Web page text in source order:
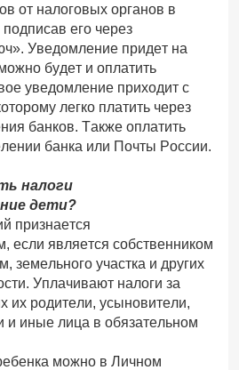
от налоговых органов в
его через
Уведомление придет на
будет и оплатить
уведомление приходит с
легко платить через
банков. Также оплатить
банка или Почты России.
налоги
дети?
признается
если является собственником
земельного участка и других
Уплачивают налоги за
их родители, усыновители,
и иные лица в обязательном
можно в Личном